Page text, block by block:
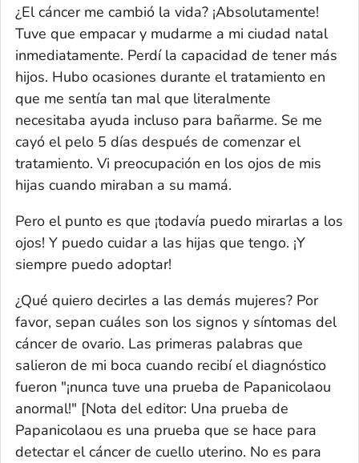
¿El cáncer me cambió la vida? ¡Absolutamente!
Tuve que empacar y mudarme a mi ciudad natal
inmediatamente. Perdí la capacidad de tener más
hijos. Hubo ocasiones durante el tratamiento en
que me sentía tan mal que literalmente
necesitaba ayuda incluso para bañarme. Se me
cayó el pelo 5 días después de comenzar el
tratamiento. Vi preocupación en los ojos de mis
hijas cuando miraban a su mamá.
Pero el punto es que ¡todavía puedo mirarlas a los
ojos! Y puedo cuidar a las hijas que tengo. ¡Y
siempre puedo adoptar!
¿Qué quiero decirles a las demás mujeres? Por
favor, sepan cuáles son los signos y síntomas del
cáncer de ovario. Las primeras palabras que
salieron de mi boca cuando recibí el diagnóstico
fueron "¡nunca tuve una prueba de Papanicolaou
anormal!" [Nota del editor: Una prueba de
Papanicolaou es una prueba que se hace para
detectar el cáncer de cuello uterino. No es para